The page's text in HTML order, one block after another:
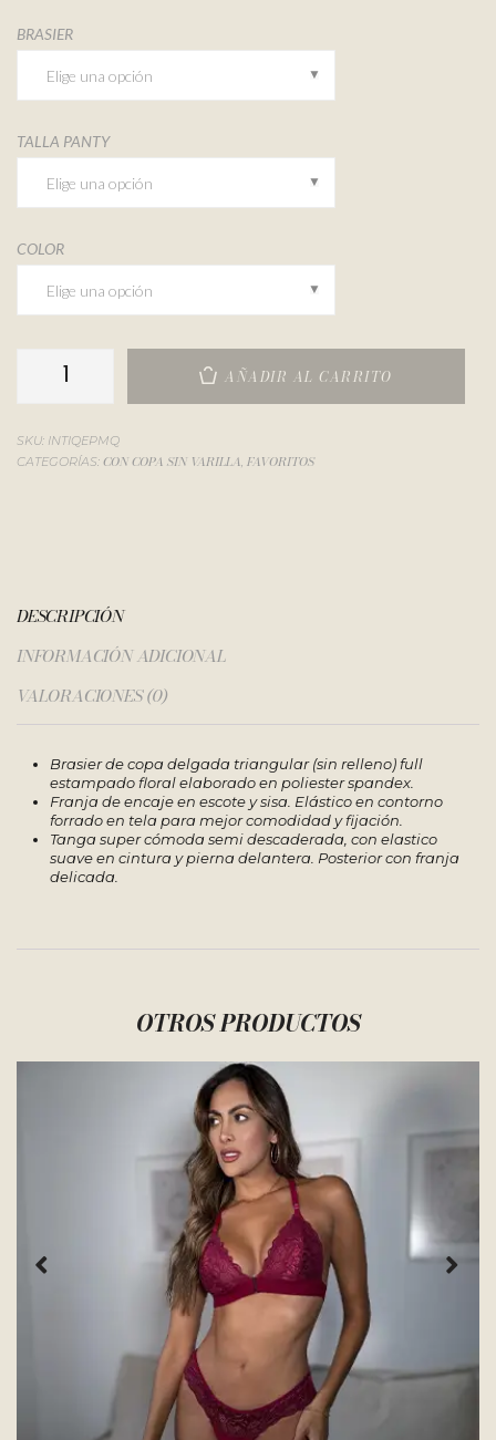
BRASIER
TALLA PANTY
COLOR
AÑADIR AL CARRITO
SKU: INTIQEPMQ
CATEGORÍAS: CON COPA SIN VARILLA, FAVORITOS
DESCRIPCIÓN
INFORMACIÓN ADICIONAL
VALORACIONES (0)
Brasier de copa delgada triangular (sin relleno) full
estampado floral elaborado en poliester spandex.
Franja de encaje en escote y sisa. Elástico en contorno
forrado en tela para mejor comodidad y fijación.
Tanga super cómoda semi descaderada, con elastico
suave en cintura y pierna delantera. Posterior con franja
delicada.
OTROS PRODUCTOS